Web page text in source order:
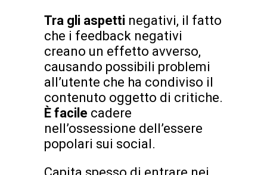
Tra gli aspetti negativi, il fatto
che i feedback negativi
creano un effetto avverso,
causando possibili problemi
all’utente che ha condiviso il
contenuto oggetto di critiche.
È facile cadere
nell’ossessione dell’essere
popolari sui social.